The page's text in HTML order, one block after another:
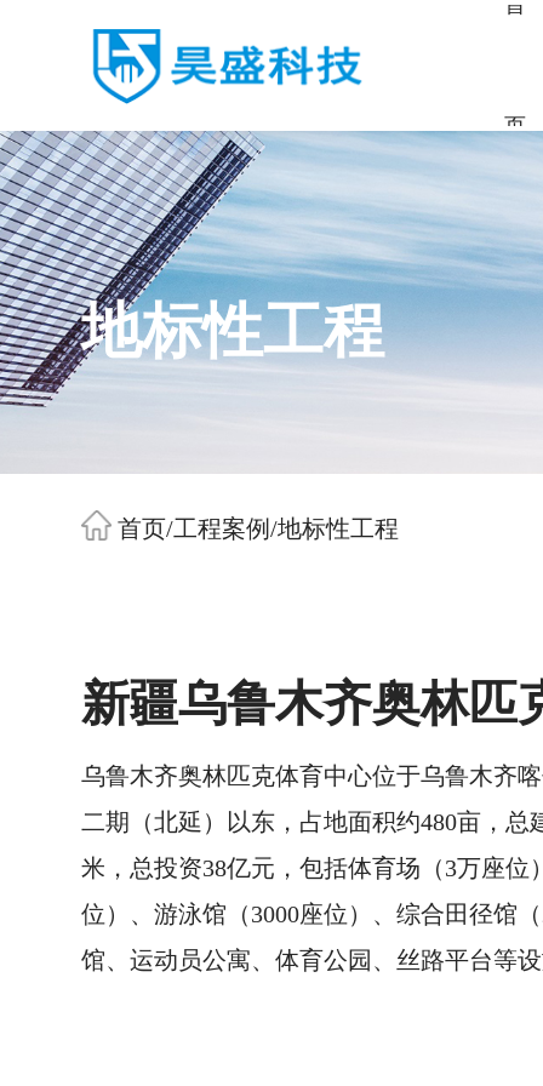
首
页
地标性工程
首页/工程案例/地标性工程
新疆乌鲁木齐奥林匹
乌鲁木齐奥林匹克体育中心位于乌鲁木齐
二期（北延）以东，占地面积约480亩，总
米，总投资38亿元，包括体育场（3万座位
位）、游泳馆（3000座位）、综合田径馆
馆、运动员公寓、体育公园、丝路平台等